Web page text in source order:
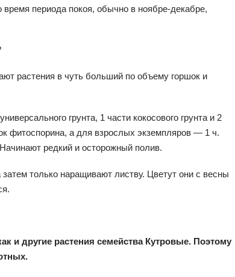
периода покоя, обычно в ноябре-декабре,
растения в чуть больший по объему горшок и
грунта, 1 части кокосового грунта и 2
фитоспорина, а для взрослых экземпляров — 1 ч.
редкий и осторожный полив.
только наращивают листву. Цветут они с весны
и другие растения семейства Кутровые. Поэтому